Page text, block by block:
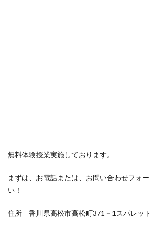
無料体験授業実施しております。
まずは、お電話または、お問い合わせフォ
い！
住所 香川県高松市高松町371－1スパレッ